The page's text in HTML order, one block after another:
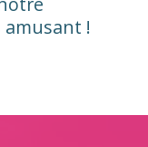
!